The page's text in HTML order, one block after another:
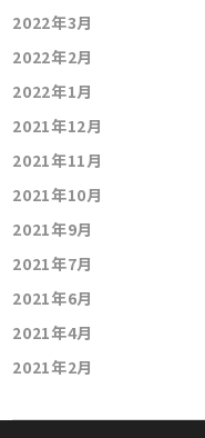
2022年3月
2022年2月
2022年1月
2021年12月
2021年11月
2021年10月
2021年9月
2021年7月
2021年6月
2021年4月
2021年2月